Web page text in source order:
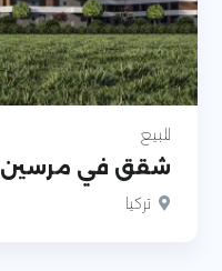
للبيع
شقق في مرسين
تركيا